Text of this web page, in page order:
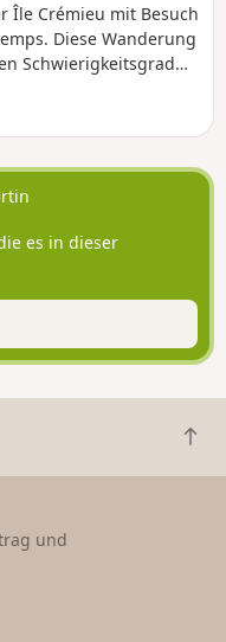
Île Crémieu mit Besuch
Diese Wanderung
Schwierigkeitsgrad
es in dieser
Z
u
und